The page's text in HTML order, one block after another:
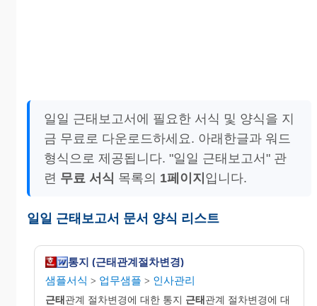
일일 근태보고서에 필요한 서식 및 양식을 지
금 무료로 다운로드하세요. 아래한글과 워드
형식으로 제공됩니다. "일일 근태보고서" 관
련 무료 서식 목록의 1페이지 입니다.
일일 근태보고서 문서 양식 리스트
통지 (근태관계절차변경)
샘플서식 > 업무샘플 > 인사관리
근태관계 절차변경에 대한 통지 근태관계 절차변경에 대